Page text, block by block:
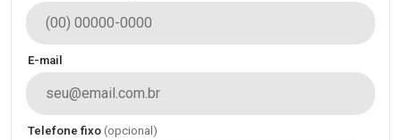
E-mail
Telefone fixo (opcional)